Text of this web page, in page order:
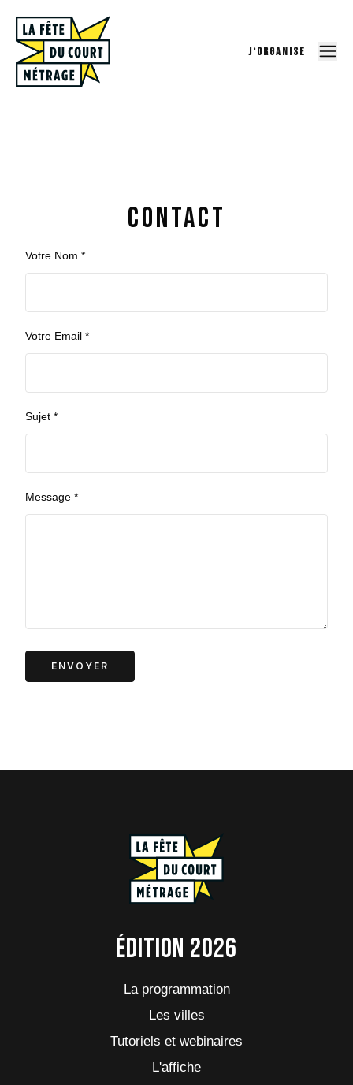
J‘ORGANISE
Contact
Votre Nom *
Votre Email *
Sujet *
Message *
ENVOYER
Édition 2026
La programmation
Les villes
Tutoriels et webinaires
L'affiche